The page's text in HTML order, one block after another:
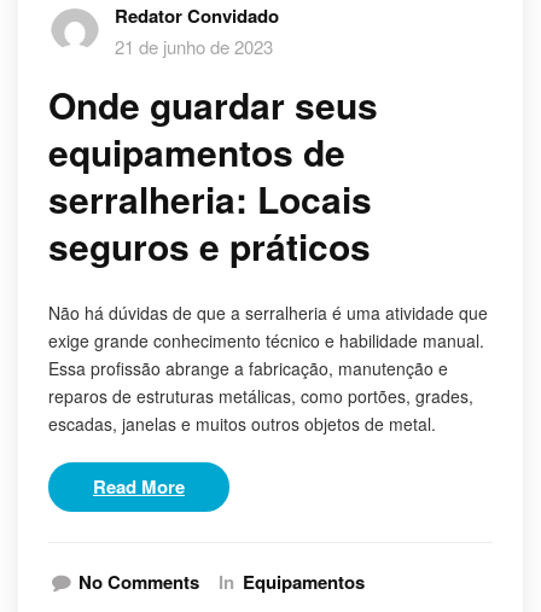
Redator Convidado
21 de junho de 2023
Onde guardar seus
equipamentos de
serralheria: Locais
seguros e práticos
Não há dúvidas de que a serralheria é uma atividade que
exige grande conhecimento técnico e habilidade manual.
Essa profissão abrange a fabricação, manutenção e
reparos de estruturas metálicas, como portões, grades,
escadas, janelas e muitos outros objetos de metal.
Read More
No Comments In Equipamentos